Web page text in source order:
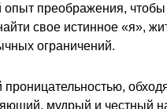
преображения, чтобы
свое истинное «я»,
ограничений.
мудрый и честный